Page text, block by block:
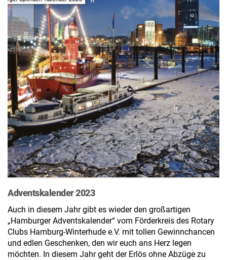
Adventskalender 2023
Auch in diesem Jahr gibt es wieder den großartigen
„Hamburger Adventskalender“ vom Förderkreis des Rotary
Clubs Hamburg-Winterhude e.V. mit tollen Gewinnchancen
und edlen Geschenken, den wir euch ans Herz legen
möchten. In diesem Jahr geht der Erlös ohne Abzüge zu